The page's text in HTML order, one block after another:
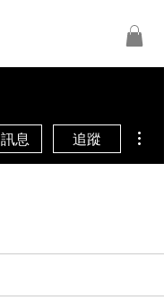
訊息 追蹤